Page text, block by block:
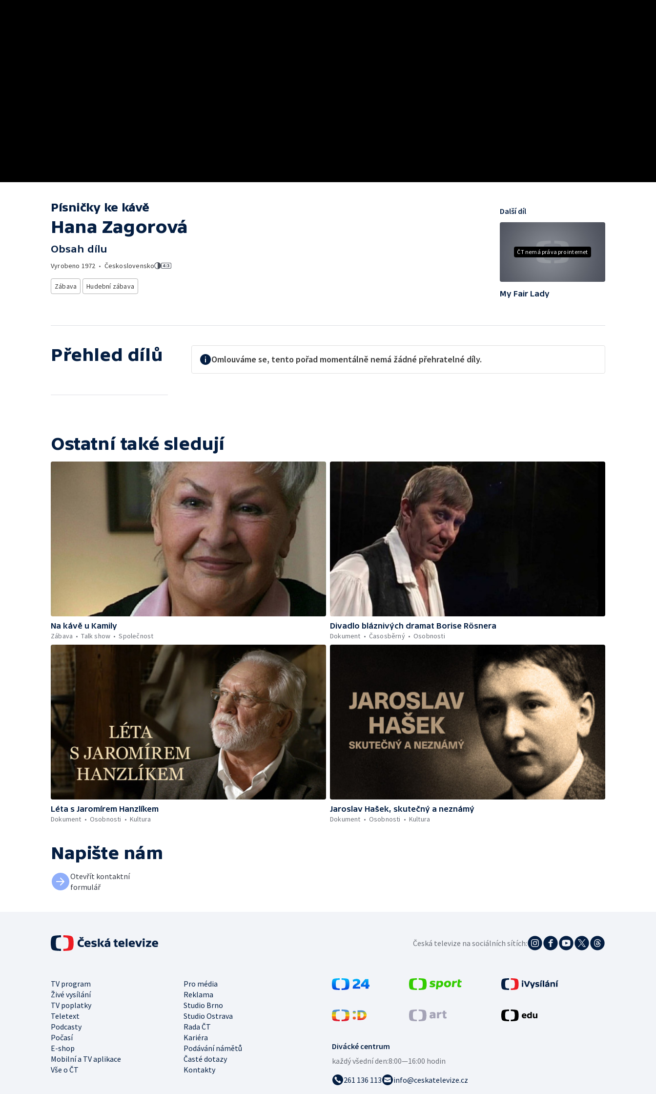
Písničky ke kávě
Hana Zagorová
Obsah dílu
Vyrobeno 1972 • Československo
Zábava Hudební zábava
ČT nemá práva pro internet
Další díl
My Fair Lady
Přehled dílů Omlouváme se, tento pořad momentálně nemá žádné přehratelné díly.
Ostatní také sledují
Na kávě u Kamily
Zábava
Talk show Společnost
Divadlo bláznivých dramat Borise Rösnera
Dokument
Časosběrný Osobnosti
Léta s Jaromírem Hanzlíkem
Dokument
Osobnosti Kultura
Jaroslav Hašek, skutečný a neznámý
Dokument
Osobnosti Kultura
Napište nám
Otevřít kontaktní
formulář
Divácké centrum
každý všední den:8:00—16:00 hodin
261 136 113
info@ceskatelevize.cz
TV program
Pro média
Živé vysílání
Reklama
TV poplatky
Studio Brno
Teletext
Studio Ostrava
Podcasty
Rada ČT
Počasí
Kariéra
E-shop
Podávání námětů
Mobilní a TV aplikace
Časté dotazy
Vše o ČT
Kontakty
Česká televize na sociálních sítích: